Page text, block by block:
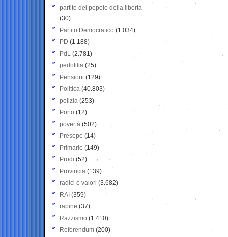
partito del popolo della libertà
(30)
Partito Democratico (1.034)
PD (1.188)
PdL (2.781)
pedofilia (25)
Pensioni (129)
Politica (40.803)
polizia (253)
Porto (12)
povertà (502)
Presepe (14)
Primarie (149)
Prodi (52)
Provincia (139)
radici e valori (3.682)
RAI (359)
rapine (37)
Razzismo (1.410)
Referendum (200)